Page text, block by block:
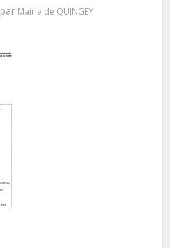
par Mairie de QUINGEY